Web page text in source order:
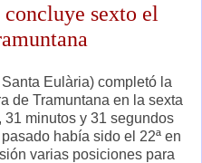
sexto el
Eulària) completó la
de Tramuntana en la sexta
minutos y 31 segundos
había sido el 22ª en
varias posiciones para